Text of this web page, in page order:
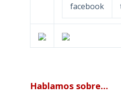
facebook
Hablamos sobre…